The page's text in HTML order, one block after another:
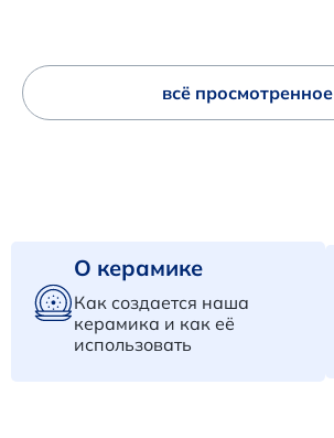
всё просмотренное
О керамике
Как создается наша
керамика и как её
использовать